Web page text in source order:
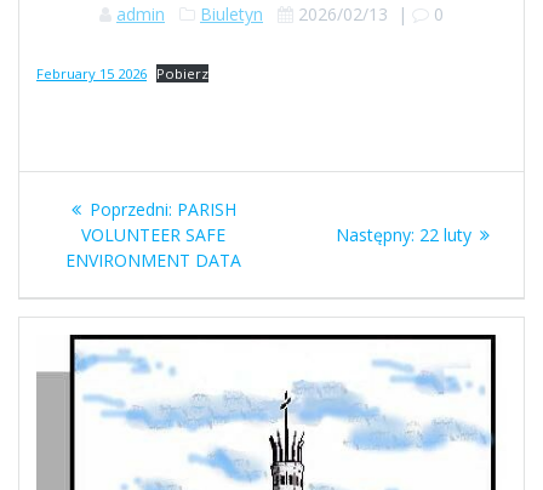
admin Biuletyn 2026/02/13 | 0
February 15 2026 Pobierz
Nawigacja
wpisu
Poprzedni: Poprzedni
wpis:
PARISH
VOLUNTEER SAFE
ENVIRONMENT DATA
Następny: Następny
22 luty